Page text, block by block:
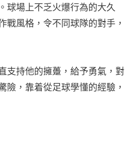
球場上不乏火爆行為的大久
戰風格，令不同球隊的對手，
支持他的擁躉，給予勇氣，對
險，靠着從足球學懂的經驗，